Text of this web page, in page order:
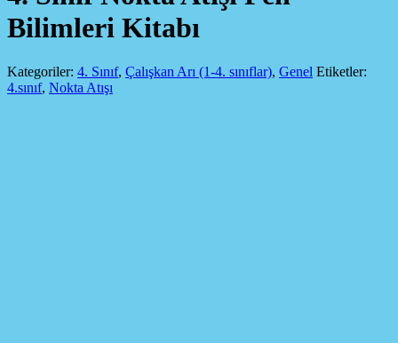
Bilimleri Kitabı
Kategoriler: 4. Sınıf, Çalışkan Arı (1-4. sınıflar), Genel Etiketler:
4.sınıf, Nokta Atışı